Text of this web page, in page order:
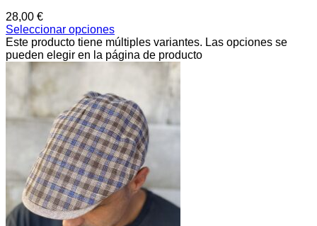
28,00 €
Seleccionar opciones
Este producto tiene múltiples variantes. Las opciones se
pueden elegir en la página de producto